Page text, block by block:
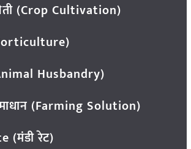
(Crop Cultivation)
Husbandry)
(Farming Solution)
(मंडी रेट)